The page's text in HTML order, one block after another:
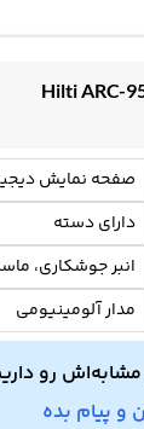
صفحه نمایش
دارای دسته
انبر جوشکاری،
مدار آلومینیومی
رو
پیام بده